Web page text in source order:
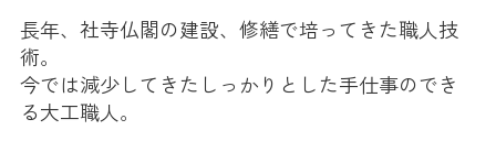
長年、社寺仏閣の建設、修繕で培ってきた職人技
術。
今では減少してきたしっかりとした手仕事のでき
る大工職人。